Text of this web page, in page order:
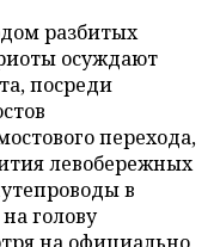
разбитых
осуждают
посреди
перехода,
левобережных
в
голову